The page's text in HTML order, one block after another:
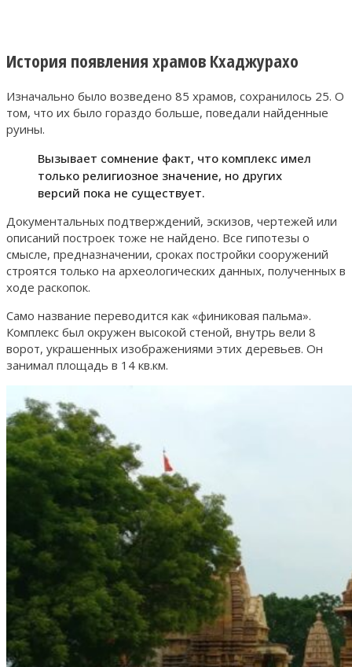
История появления храмов Кхаджурахо
Изначально было возведено 85 храмов, сохранилось 25. О
том, что их было гораздо больше, поведали найденные
руины.
Вызывает сомнение факт, что комплекс имел
только религиозное значение, но других
версий пока не существует.
Документальных подтверждений, эскизов, чертежей или
описаний построек тоже не найдено. Все гипотезы о
смысле, предназначении, сроках постройки сооружений
строятся только на археологических данных, полученных в
ходе раскопок.
Само название переводится как «финиковая пальма».
Комплекс был окружен высокой стеной, внутрь вели 8
ворот, украшенных изображениями этих деревьев. Он
занимал площадь в 14 кв.км.